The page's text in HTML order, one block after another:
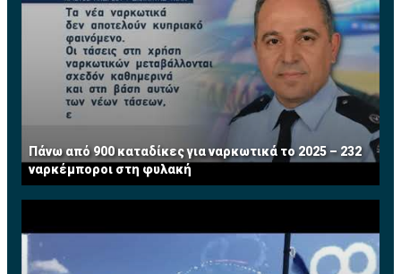
το ποσοστό των γυναικών που ανέλαβαν ως CEOs
στις μεγαλύτερες δημόσιες εταιρείες του κόσμου
είναι υψηλότερο από το ποσοστό εκείνων που
αποχώρησαν από το αξίωμα. Επίσης, τα τελευταία
πέντε χρόνια, το συνολικό ποσοστό των γυναικών που
ανέλαβε τη θέση του CEO είναι μεγαλύτερο σε
σύγκριση με τα πέντε προηγούμενα (3,6% έναντι 2,1%).
Ωστόσο, παρά την ανοδική τάση, οι αριθμοί
παραμένουν χαμηλοί και ασταθείς: οι γυναίκες
μεγάλων εταιρειών το 2013, ποσοστό κατά 1,3%
χαμηλότερο από το αντίστοιχο του 2012.
Πάνω από 900 καταδίκες για ναρκωτικά το 2025 – 232
ναρκέμποροι στη φυλακή